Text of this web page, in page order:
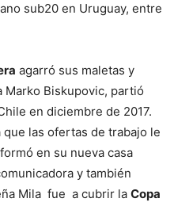
sub20 en Uruguay, entre
agarró sus maletas y
Marko Biskupovic, partió
en diciembre de 2017.
las ofertas de trabajo le
en su nueva casa
y también
Mila fue a cubrir la Copa